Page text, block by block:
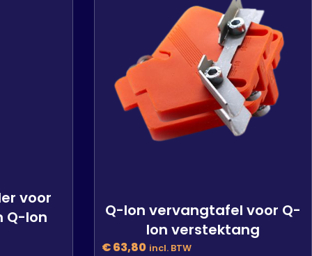
voor
Q-lon
Q-lon vervangtafel voor Q-
lon verstektang
€63,80 incl. BTW